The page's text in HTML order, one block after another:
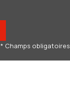
* Champs obligatoires